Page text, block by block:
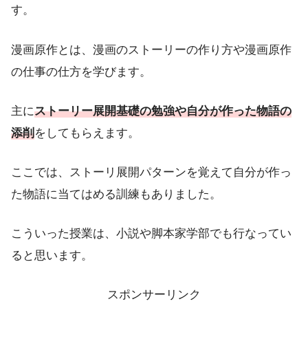
す。
漫画原作とは、漫画のストーリーの作り方や漫画原作
の仕事の仕方を学びます。
主にストーリー展開基礎の勉強や自分が作った物語の
添削 をしてもらえます。
ここでは、ストーリ展開パターンを覚えて自分が作っ
た物語に当てはめる訓練もありました。
こういった授業は、小説や脚本家学部でも行なってい
ると思います。
スポンサーリンク